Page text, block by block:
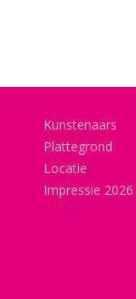
Kunstenaars
Plattegrond
Locatie
Impressie 2026